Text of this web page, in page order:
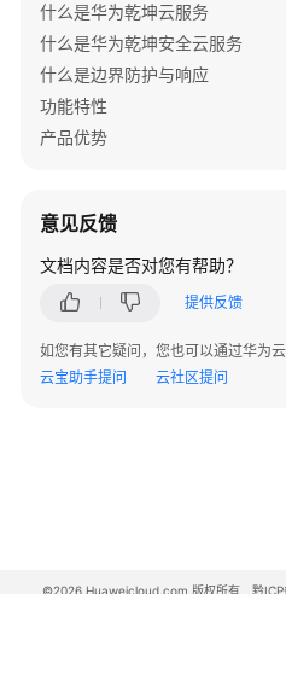
版
本
AR
设
备
版
本
告
警
告
什么是华为乾坤云服务
什么是华为乾坤安全云服务
什么是边界防护与响应
功能特性
产品优势
意见反馈
文档内容是否对您有帮助？
提供反馈
如您有其它疑问，您也可以通过华为
云宝助手提问
云社区提问
©2026 Huaweicloud.com 版权所有 黔